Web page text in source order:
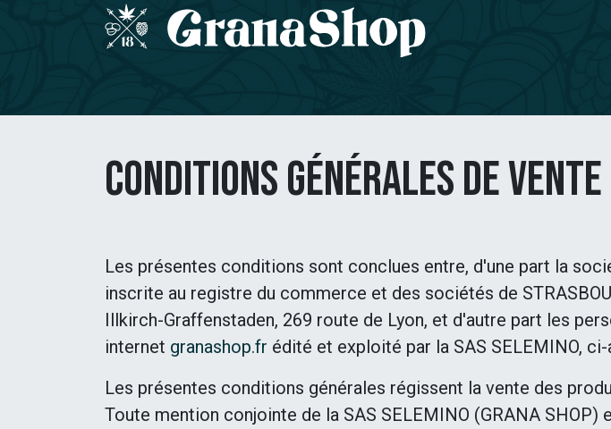
Zum Inhalt springen
Conditions Générales de Vente
Les présentes conditions sont conclues entre, d'une part la
inscrite au registre du commerce et des sociétés de
Illkirch-Graffenstaden, 269 route de Lyon, et d'autre part les
internet granashop.fr édité et exploité par la SAS SELEMINO,
Les présentes conditions générales régissent la vente des
Toute mention conjointe de la SAS SELEMINO (GRANA